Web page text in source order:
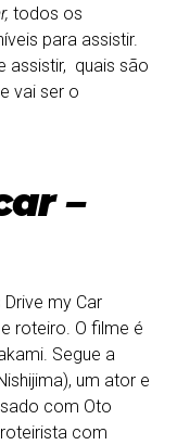
todos os
para assistir.
assistir, quais são
vai ser o
–
my Car
roteiro. O filme é
Segue a
um ator e
com Oto
com